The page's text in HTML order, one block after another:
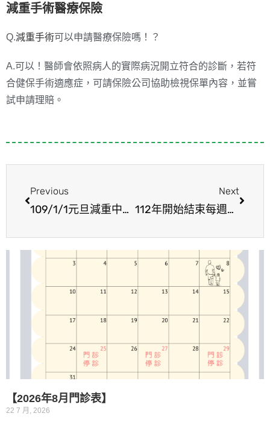
減重手術醫療保險
Q.減重手術可以申請醫療保險嗎！？
A.可以！醫師會依照病人的實際病況開立符合的診斷，若符
合健保手術適應症，可請保險公司協助檢視保單內容，並嘗
試申請理賠。
Previous
109/1/1元旦減重中心休診一天!!
Next
112年開始結束每週三新竹中國附醫的門診時段
【2026年8月門診表】
22 7 月, 2026